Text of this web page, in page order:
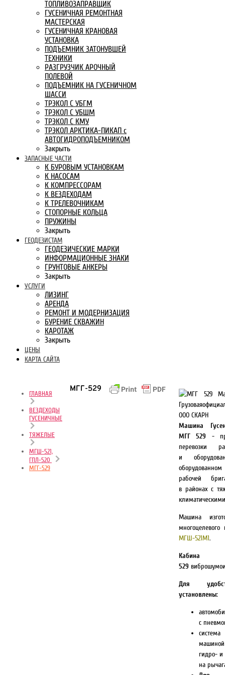
ТОПЛИВОЗАПРАВЩИК
ГУСЕНИЧНАЯ РЕМОНТНАЯ
МАСТЕРСКАЯ
ГУСЕНИЧНАЯ КРАНОВАЯ
УСТАНОВКА
ПОДЪЕМНИК ЗАТОНУВШЕЙ
ТЕХНИКИ
РАЗГРУЗЧИК АРОЧНЫЙ
ПОЛЕВОЙ
ПОДЪЕМНИК НА ГУСЕНИЧНОМ
ШАССИ
ТРЭКОЛ С УБГМ
ТРЭКОЛ С УБШМ
ТРЭКОЛ С КМУ
ТРЭКОЛ АРКТИКА-ПИКАП с
АВТОГИДРОПОДЪЕМНИКОМ
Закрыть
ЗАПАСНЫЕ ЧАСТИ
К БУРОВЫМ УСТАНОВКАМ
К НАСОСАМ
К КОМПРЕССОРАМ
К ВЕЗДЕХОДАМ
К ТРЕЛЕВОЧНИКАМ
СТОПОРНЫЕ КОЛЬЦА
ПРУЖИНЫ
Закрыть
ГЕОДЕЗИСТАМ
ГЕОДЕЗИЧЕСКИЕ МАРКИ
ИНФОРМАЦИОННЫЕ ЗНАКИ
ГРУНТОВЫЕ АНКЕРЫ
Закрыть
УСЛУГИ
ЛИЗИНГ
АРЕНДА
РЕМОНТ И МОДЕРНИЗАЦИЯ
БУРЕНИЕ СКВАЖИН
КАРОТАЖ
Закрыть
ЦЕНЫ
КАРТА САЙТА
ГЛАВНАЯ
ВЕЗДЕХОДЫ
ГУСЕНИЧНЫЕ
ТЯЖЕЛЫЕ
МГШ-521,
ГПЛ-520
МГГ-529
МГГ-529
Машина
МГГ 529 -
перевозки
и
рабочей
в районах с
Машина
многоцелевого
МГШ-521М1.
529
Для
установлены:
с
гидро- и
на